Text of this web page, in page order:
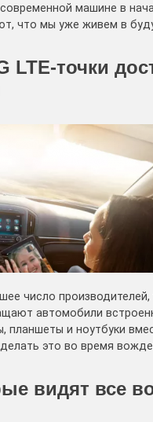
машине в
что мы уже живем в
LTE-точки
число производителей,
автомобили
планшеты и ноутбуки
это во время
видят все